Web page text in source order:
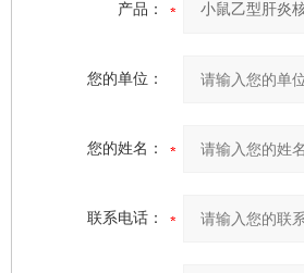
产品：
您的单位：
您的姓名：
联系电话：